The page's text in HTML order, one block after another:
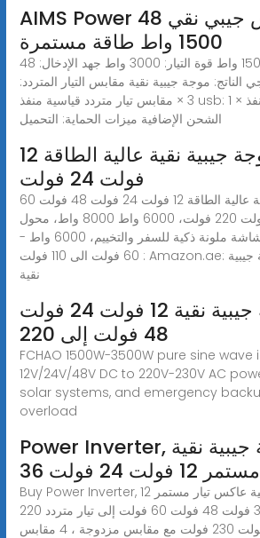
AIMS Power 48 فولت عاكس جيبي نقي
1500 واط طاقة مستمرة
الطاقة المستمرة: 1500 واط قوة التيار: 3000 واط جهد الإدخال: 48
موجة جيبية نقية مقابس التيار المتردد:
3 × مقابس تيار متردد قياسية منفذ usb: 1 × منفذ usb لخيارات
الشحن الإضافية ميزات الحماية: التحميل
عاكس موجة جيبية نقية عالية الطاقة 12
فولت 24 فولت
عاكس موجة جيبية نقية عالية الطاقة 12 فولت 24 فولت 48 فولت 60
فولت الى 110 فولت 220 فولت، 6000 واط 8000 واط، محول
كهربائي للسيارة مع شاشة ملونة ذكية للسفر والتخييم، 6000 واط -
60 فولت الى 110 فولت : Amazon.ae: السياراتعاكس موجة جيبية
نقية
عاكس موجة جيبية نقية 12 فولت 24 فولت
48 فولت إلى 220
FCHAO 1500W-3500W pure sine
12V/24V/48V DC to 220V-230V AC
solar systems, and emergency
overload
Power Inverter, عاكس موجة جيبية نقية
24 فولت 36
Buy Power Inverter, عاكس موجة جيبية نقية عاكس تيار مستمر 12
فولت 24 فولت 36 فولت 48 فولت 60 فولت إلى تيار متردد 220
فولت 230 فولت مع مقابس مزدوجة ، 4 مقابس USB for Home, RV